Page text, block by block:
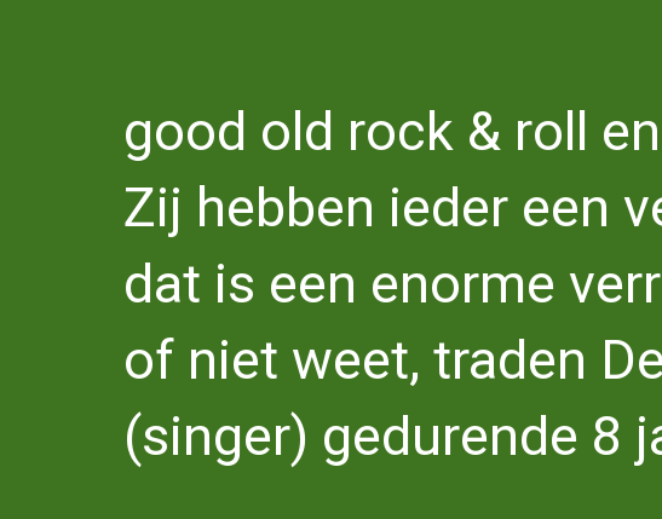
good old rock & roll
Zij hebben ieder een
dat is een enorme
of niet weet, traden
(singer) gedurende 8